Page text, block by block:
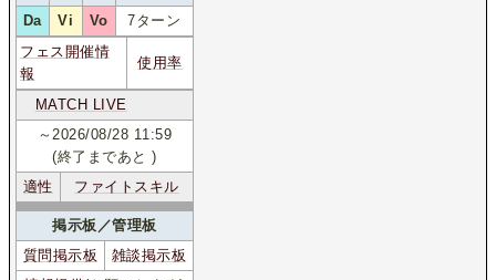
Da
Vi Vo
7ターン
フェス開催情
報
使用率
MATCH LIVE
適性 ファイトスキル
～2026/08/28 11:59
(終了まであと)
掲示板／管理板
質問掲示板
雑談掲示板